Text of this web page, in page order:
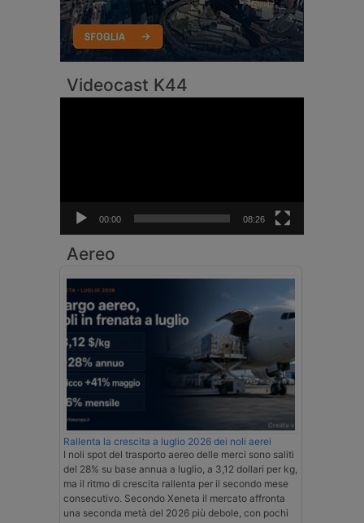
Videocast K44
00:00 08:26
Aereo
Rallenta la crescita a luglio 2026 dei noli aerei
I noli spot del trasporto aereo delle merci sono saliti
del 28% su base annua a luglio, a 3,12 dollari per kg,
ma il ritmo di crescita rallenta per il secondo mese
consecutivo. Secondo Xeneta il mercato affronta
una seconda metà del 2026 più debole, con pochi